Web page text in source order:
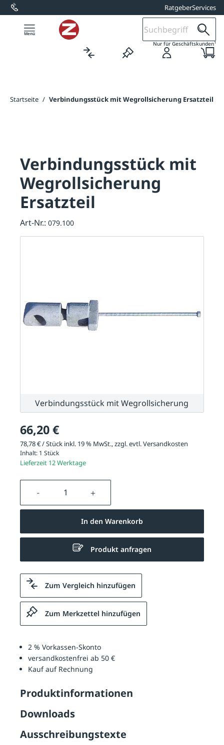
springen RatgeberServices
Nur für Geschäftskunden1
Startseite / Verbindungsstück mit Wegrollsicherung Ersatzteil
66,20 €
78,78 € / Stück inkl. 19 % MwSt., zzgl. evtl.Versandkosten
Inhalt: 1 Stück
Lieferzeit 12 Werktage
Produkt Anzahl: Gib den
In den Warenkorb
Produkt anfragen
Zum Vergleich hinzufügen
Zum Merkzettel hinzufügen
2 % Vorkassen-Skonto
versandkostenfrei ab 50 €
Kauf auf Rechnung
Produktinformationen
Downloads
Ausschreibungstexte
Verbindungsstück mit
Wegrollsicherung
Ersatzteil
Art-Nr.: 079.100
Verbindungsstück mit Wegrollsicherung